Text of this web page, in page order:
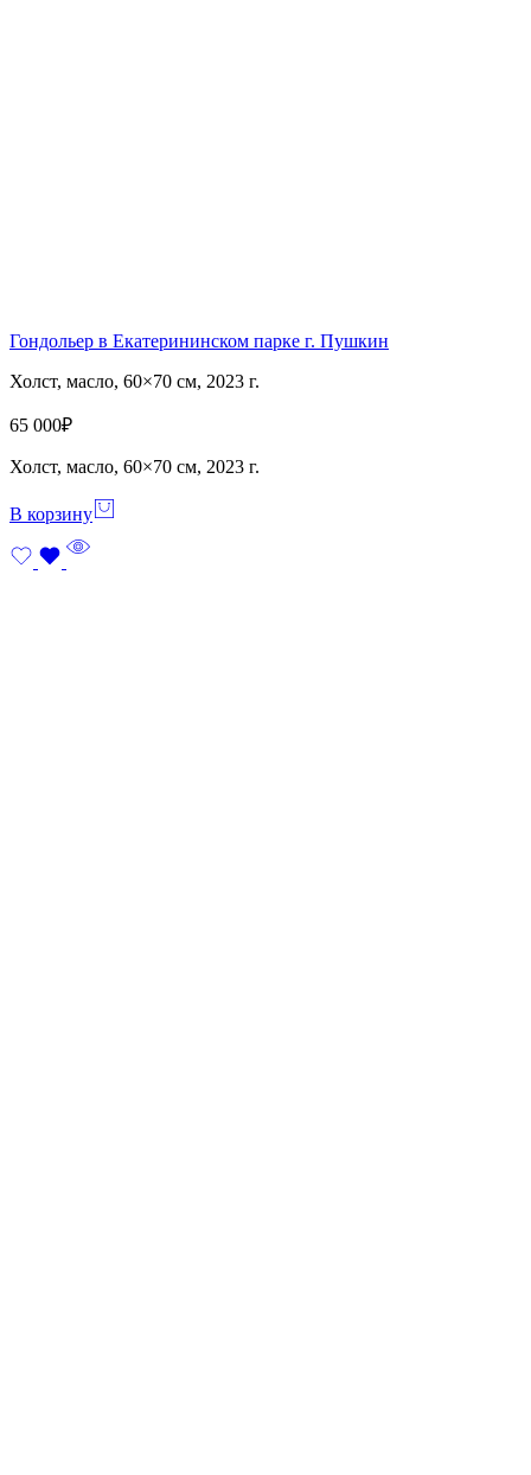
Гондольер в Екатерининском парке г. Пушкин
Холст, масло, 60×70 см, 2023 г.
65 000₽
Холст, масло, 60×70 см, 2023 г.
В корзину